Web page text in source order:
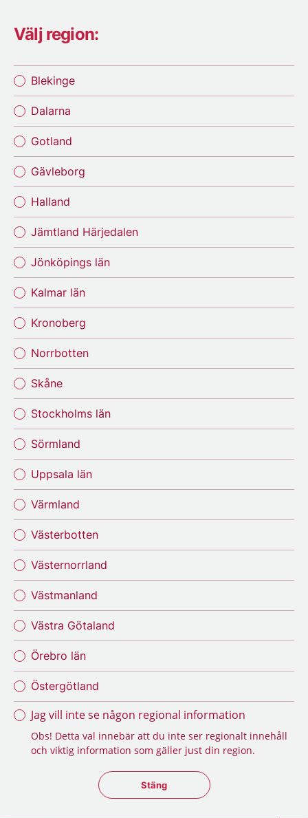
Välj region:
Blekinge
Dalarna
Gotland
Gävleborg
Halland
Jämtland Härjedalen
Jönköpings län
Kalmar län
Kronoberg
Norrbotten
Skåne
Stockholms län
Sörmland
Uppsala län
Värmland
Västerbotten
Västernorrland
Västmanland
Västra Götaland
Örebro län
Östergötland
Jag vill inte se någon regional information
Obs! Detta val innebär att du inte ser regionalt innehåll
och viktig information som gäller just din region.
Stäng regionsväljaren
Stäng